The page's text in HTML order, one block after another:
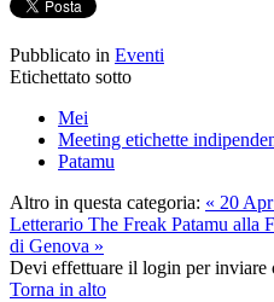
Pubblicato in Eventi
Etichettato sotto
Mei
Meeting etichette
Patamu
Altro in questa categoria: « 20
Letterario The Freak Patamu alla
di Genova »
Devi effettuare il login per inviare
Torna in alto